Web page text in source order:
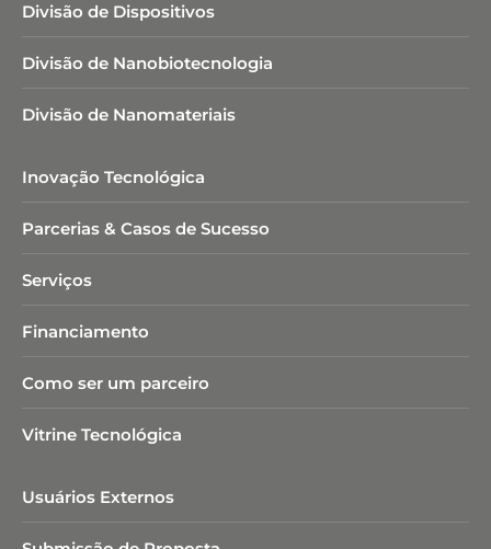
Divisão de Dispositivos
Divisão de Nanobiotecnologia​
Divisão de Nanomateriais
Inovação Tecnológica
Parcerias & Casos de Sucesso
Serviços
Financiamento
Como ser um parceiro
Vitrine Tecnológica
Usuários Externos